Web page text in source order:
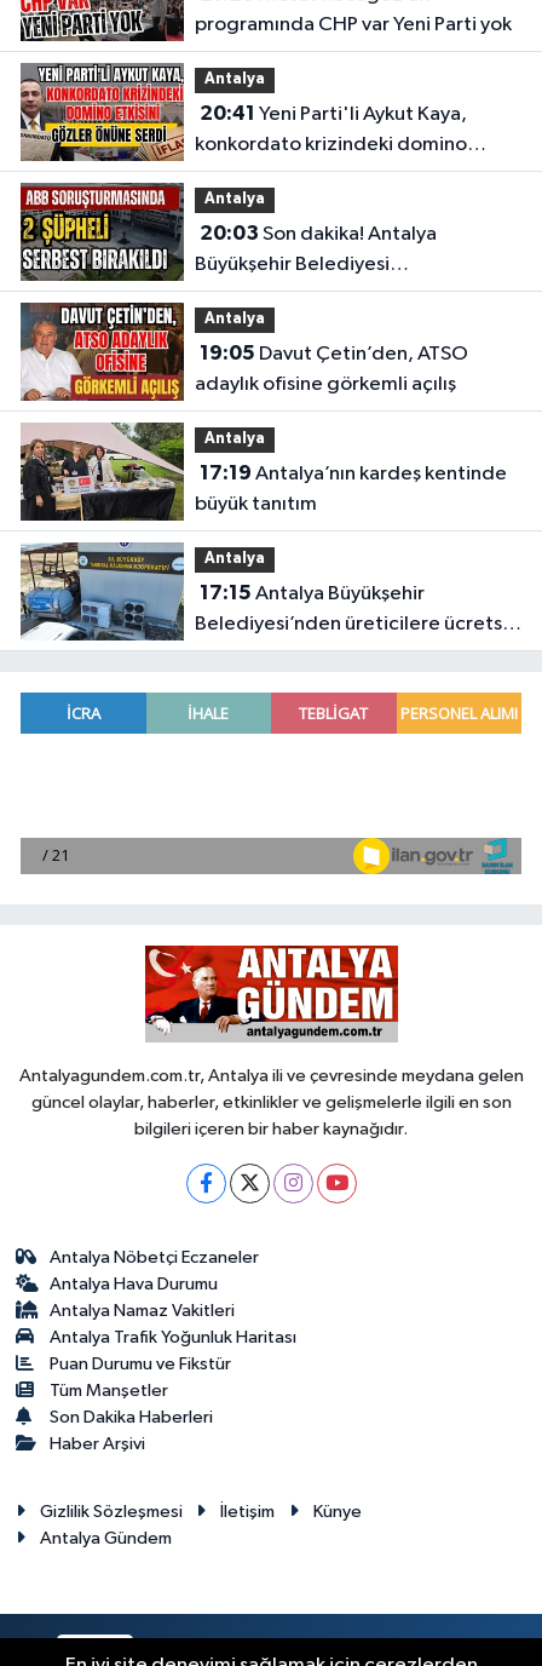
programında CHP var Yeni Parti yok
Antalya
20:41
konkordato krizindeki domino
etkisini gözler önüne serdi
Antalya
20:03
Büyükşehir Belediyesi
soruşturmasında 2 şüpheli serbest
bırakıldı
Antalya
19:05
adaylık ofisine görkemli açılış
Antalya
17:19
büyük tanıtım
Antalya
17:15
Belediyesi’nden üreticilere ücretsiz
destek
Antalyagundem.com.tr, Antalya ili ve çevresinde meydana gelen
güncel olaylar, haberler, etkinlikler ve gelişmelerle ilgili en son
bilgileri içeren bir haber kaynağıdır.
Antalya Nöbetçi Eczaneler
Antalya Hava Durumu
Antalya Namaz Vakitleri
Antalya Trafik Yoğunluk Haritası
Puan Durumu ve Fikstür
Tüm Manşetler
Son Dakika Haberleri
Haber Arşivi
Gizlilik Sözleşmesi İletişim
Künye
Antalya Gündem